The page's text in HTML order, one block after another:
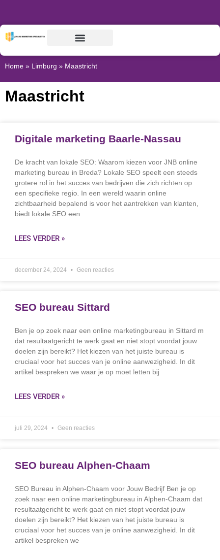
Home » Limburg » Maastricht
Maastricht
Digitale marketing Baarle-Nassau
De kracht van lokale SEO: Waarom kiezen voor JNB online
marketing bureau in Breda? Lokale SEO speelt een steeds
grotere rol in het succes van bedrijven die zich richten op
een specifieke regio. In een wereld waarin online
zichtbaarheid bepalend is voor het aantrekken van klanten,
biedt lokale SEO een
LEES VERDER »
december 24, 2024 Geen reacties
SEO bureau Sittard
Ben je op zoek naar een online marketingbureau in Sittard m
dat resultaatgericht te werk gaat en niet stopt voordat jouw
doelen zijn bereikt? Het kiezen van het juiste bureau is
cruciaal voor het succes van je online aanwezigheid. In dit
artikel bespreken we waar je op moet letten bij
LEES VERDER »
juli 29, 2024 Geen reacties
SEO bureau Alphen-Chaam
SEO Bureau in Alphen-Chaam voor Jouw Bedrijf Ben je op
zoek naar een online marketingbureau in Alphen-Chaam dat
resultaatgericht te werk gaat en niet stopt voordat jouw
doelen zijn bereikt? Het kiezen van het juiste bureau is
cruciaal voor het succes van je online aanwezigheid. In dit
artikel bespreken we